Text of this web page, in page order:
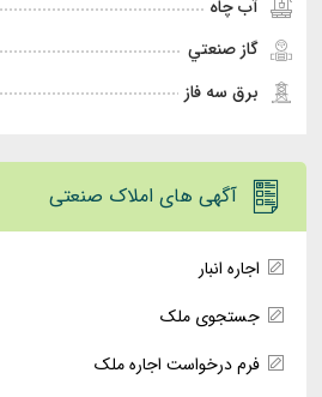
آب چاه
گاز صنعتي
برق سه فاز
آگهی های املاک صنعتی
اجاره انبار
جستجوی ملک
فرم درخواست اجاره ملک